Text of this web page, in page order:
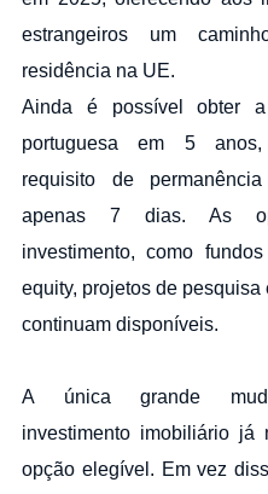
estrangeiros um
residência na UE.
Ainda é possível obter a
portuguesa em 5
requisito de
apenas 7 dias. As
investimento, como
equity, projetos de pesquisa
continuam disponíveis.
A única grande
investimento imobiliário já
opção elegível. Em vez